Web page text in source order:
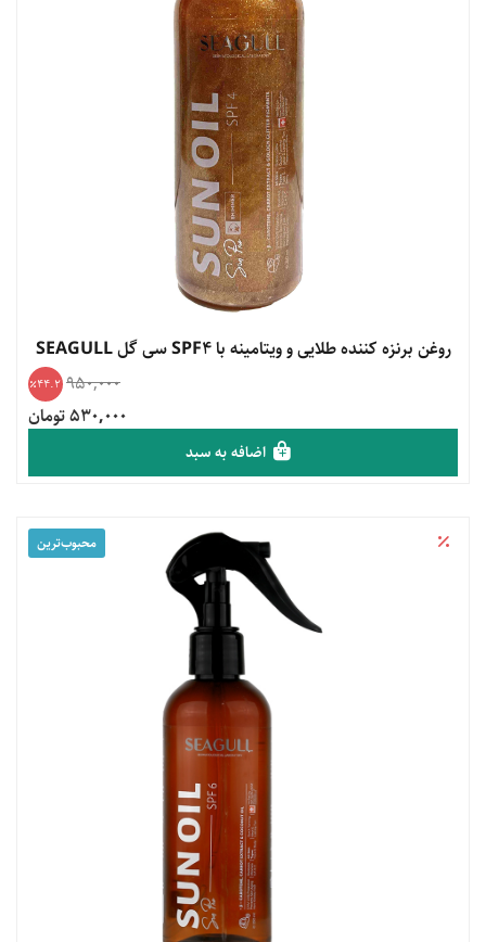
مشاهده محصول
روغن برنزه کننده طلایی و ویتامینه با SPF4 سی گل SEAGULL
950,000
44.2
530,000 تومان
اضافه به سبد
محبوب‌‌ترین